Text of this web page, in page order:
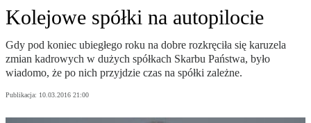
Kolejowe spółki na autopilocie
Gdy pod koniec ubiegłego roku na dobre rozkręciła się karuzela
zmian kadrowych w dużych spółkach Skarbu Państwa, było
wiadomo, że po nich przyjdzie czas na spółki zależne.
Publikacja: 10.03.2016 21:00